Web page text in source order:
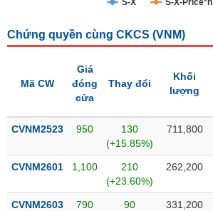
thái
thị
Niêm
Niêm
S-X S-X-Price*n
Chứng quyền cùng CKCS (VNM)
Mã CW
Giá
đóng
cửa
Thay đổi
Khối
lượng
CVNM2523 950
130
(+15.85%)
711,800
CVNM2601 1,100
210
(+23.60%)
262,200
CVNM2603 790
90
331,200
NGÀNH
NGHIỆP
PHIẾU